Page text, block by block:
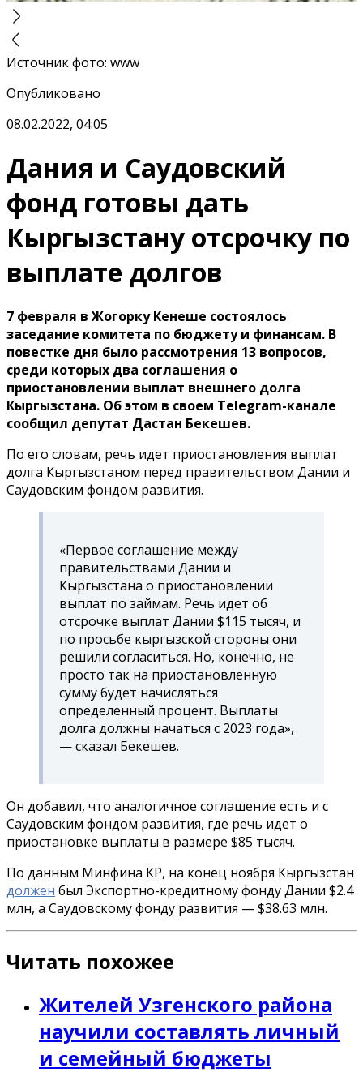
Источник фото: www
Опубликовано
08.02.2022, 04:05
Дания и Саудовский
фонд готовы дать
Кыргызстану отсрочку по
выплате долгов
7 февраля в Жогорку Кенеше состоялось
заседание комитета по бюджету и финансам. В
повестке дня было рассмотрения 13 вопросов,
среди которых два соглашения о
приостановлении выплат внешнего долга
Кыргызстана. Об этом в своем Telegram-канале
сообщил депутат Дастан Бекешев.
По его словам, речь идет приостановления выплат
долга Кыргызстаном перед правительством Дании и
Саудовским фондом развития.
«Первое соглашение между
правительствами Дании и
Кыргызстана о приостановлении
выплат по займам. Речь идет об
отсрочке выплат Дании $115 тысяч, и
по просьбе кыргызской стороны они
решили согласиться. Но, конечно, не
просто так на приостановленную
сумму будет начисляться
определенный процент. Выплаты
долга должны начаться с 2023 года»,
— сказал Бекешев.
Он добавил, что аналогичное соглашение есть и с
Саудовским фондом развития, где речь идет о
приостановке выплаты в размере $85 тысяч.
По данным Минфина КР, на конец ноября Кыргызстан
должен был Экспортно-кредитному фонду Дании $2.4
млн, а Саудовскому фонду развития — $38.63 млн.
Читать похожее
Жителей Узгенского района
научили составлять личный
и семейный бюджеты